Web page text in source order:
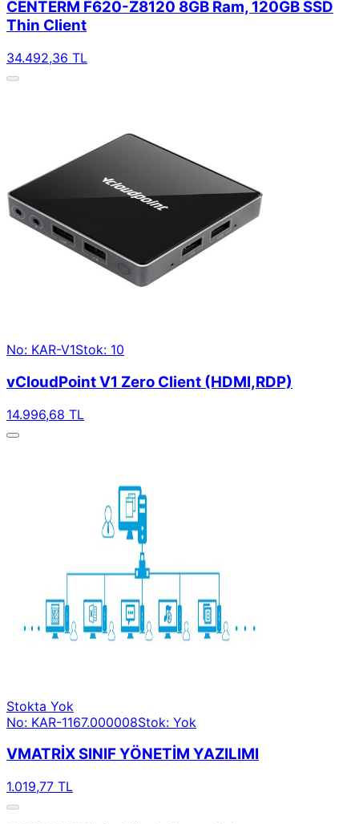
CENTERM F620-Z8120 8GB Ram, 120GB SSD
Thin Client
34.492,36 TL
No: KAR-V1Stok: 10
vCloudPoint V1 Zero Client (HDMI,RDP)
14.996,68 TL
Stokta Yok
No: KAR-1167.000008Stok: Yok
VMATRİX SINIF YÖNETİM YAZILIMI
1.019,77 TL